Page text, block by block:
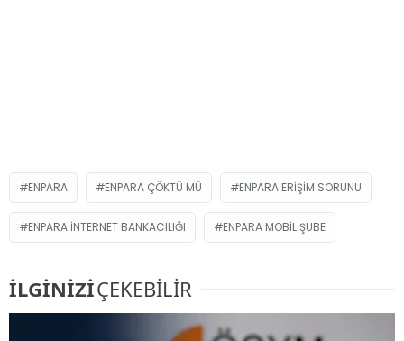
ENPARA ENPARA ÇÖKTÜ MÜ ENPARA ERIŞIM SORUNU
ENPARA INTERNET BANKACILIĞI ENPARA MOBIL ŞUBE
İLGİNİZİÇEKEBİLİR